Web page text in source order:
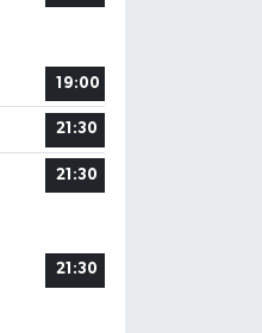
19:00
21:30
21:30
21:30